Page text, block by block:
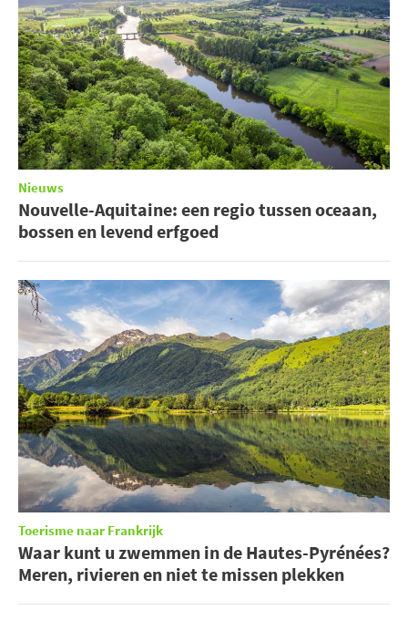
Nieuws
Nouvelle-Aquitaine: een regio tussen oceaan,
bossen en levend erfgoed
Toerisme naar Frankrijk
Waar kunt u zwemmen in de Hautes-Pyrénées?
Meren, rivieren en niet te missen plekken